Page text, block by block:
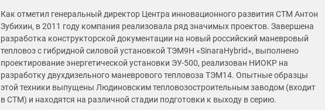
Как отметил генеральный директор Центра инновационного развития СТМ Антон
Зубихин, в 2011 году компания реализовала ряд значимых проектов. Завершена
разработка конструкторской документации на новый российский маневровый
тепловоз с гибридной силовой установкой ТЭМ9Н «SinaraHybrid», выполнено
проектирование энергетической установки ЭУ-500, реализован НИОКР на
разработку двухдизельного маневрового тепловоза ТЭМ14. Опытные образцы
этой техники выпущены Людиновским тепловозостроительным заводом (входит
в СТМ) и находятся на различной стадии подготовки к выходу в серию.